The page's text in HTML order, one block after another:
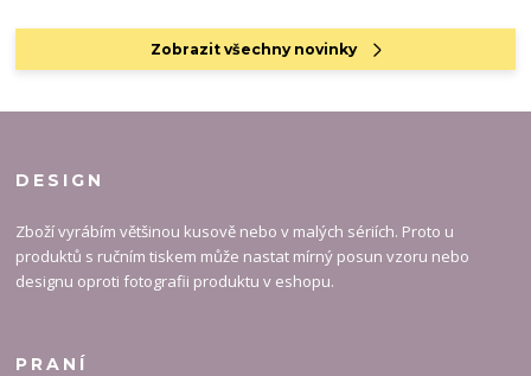
Zobrazit všechny novinky
DESIGN
Zboží vyrábím většinou kusově nebo v malých sériích. Proto u
produktů s ručním tiskem může nastat mírný posun vzoru nebo
designu oproti fotografii produktu v eshopu.
PRANÍ